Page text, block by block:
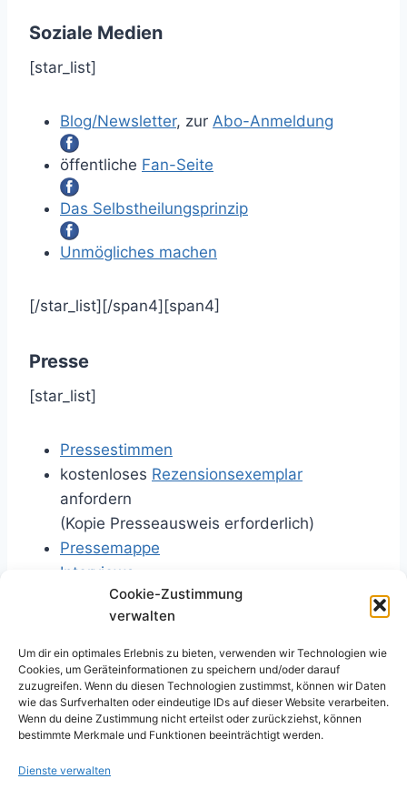
Cookie-Zustimmung
verwalten
Um dir ein optimales Erlebnis zu bieten, verwenden wir Technologien wie
Cookies, um Geräteinformationen zu speichern und/oder darauf
zuzugreifen. Wenn du diesen Technologien zustimmst, können wir Daten
wie das Surfverhalten oder eindeutige IDs auf dieser Website verarbeiten.
Wenn du deine Zustimmung nicht erteilst oder zurückziehst, können
bestimmte Merkmale und Funktionen beeinträchtigt werden.
Dienste verwalten
Soziale Medien
[star_list]
Blog/Newsletter, zur Abo-Anmeldung
öffentliche Fan-Seite
Das Selbstheilungsprinzip
Unmögliches machen
[/star_list][/span4][span4]
Presse
[star_list]
Pressestimmen
kostenloses Rezensionsexemplar
anfordern
(Kopie Presseausweis erforderlich)
Pressemappe
Interviews
[/star_list][/span4][/row]
Biographie&Auftritte